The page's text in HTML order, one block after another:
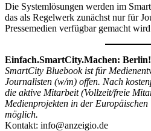
Die Systemlösungen werden im
das als Regelwerk zunächst nur für
Pressemedien verfügbar gemacht
Einfach.SmartCity.Machen: Berlin!
SmartCity Bluebook ist für
Journalisten (w/m) offen. Nach
die aktive Mitarbeit (Vollzeit/freie
Medienprojekten in der
möglich.
Kontakt: info@anzeigio.de